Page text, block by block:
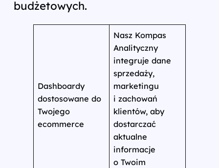
budżetowych.
Dashboardy
dostosowane do
Twojego
ecommerce
Nasz Kompas
Analityczny
integruje dane
sprzedaży,
marketingu
i zachowań
klientów, aby
dostarczać
aktualne
informacje
o Twoim